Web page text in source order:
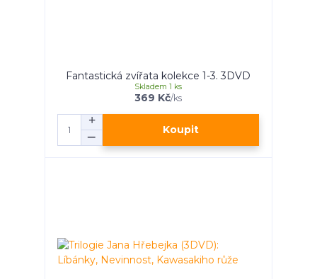
Fantastická zvířata kolekce 1-3. 3DVD
369 Kč/ks
Skladem 1 ks
Koupit